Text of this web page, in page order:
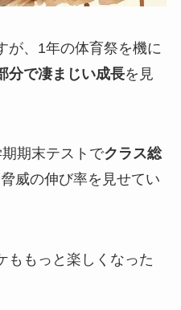
が、1年の体育祭を機に
分で凄まじい成長を見
期末テストでクラス総
威の伸び率を見せてい
ももっと楽しくなった